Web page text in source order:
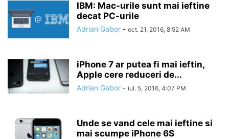
IBM: Mac-urile sunt mai ieftine
decat PC-urile
Adrian Gabor - oct. 21, 2016, 8:52 AM
iPhone 7 ar putea fi mai ieftin,
Apple cere reduceri de...
Adrian Gabor - iul. 5, 2016, 4:07 PM
Unde se vand cele mai ieftine si
mai scumpe iPhone 6S